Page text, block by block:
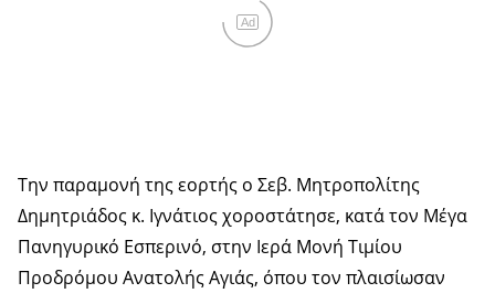
Ad
Την παραμονή της εορτής ο Σεβ. Μητροπολίτης
Δημητριάδος κ. Ιγνάτιος χοροστάτησε, κατά τον Μέγα
Πανηγυρικό Εσπερινό, στην Ιερά Μονή Τιμίου
Προδρόμου Ανατολής Αγιάς, όπου τον πλαισίωσαν